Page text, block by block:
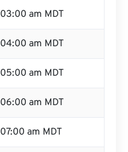
03:00 am MDT
04:00 am MDT
05:00 am MDT
06:00 am MDT
07:00 am MDT